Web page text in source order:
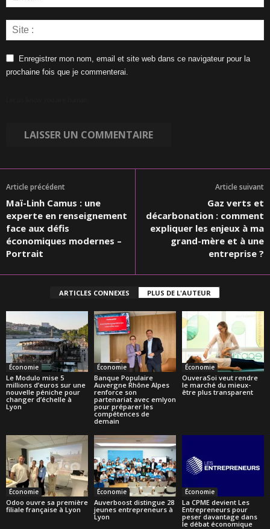
Enregistrer mon nom, email et site web dans ce navigateur pour la
prochaine fois que je commenterai.
Article précédent
Maï-Linh Camus : une
experte en renseignement
face aux défis
économiques modernes –
Portrait
Article suivant
Gaz verts et
décarbonation : comment
expliquer les enjeux à ma
grand-mère et à une
entreprise ?
ARTICLES CONNEXES PLUS DE L'AUTEUR
Économie
Le Modulo mise 5
millions d’euros sur une
nouvelle péniche pour
changer d’échelle à
Lyon
Économie
Banque Populaire
Auvergne Rhône Alpes
renforce son
partenariat avec emlyon
pour préparer les
compétences de
demain
Économie
OuveraSoi veut rendre
le marché du mieux-
être plus transparent
Économie
Odoo ouvre sa première
filiale française à Lyon
Économie
Auverboost distingue 28
jeunes entrepreneurs à
Lyon
Économie
La CPME devient Les
Entrepreneurs pour
peser davantage dans
le débat économique